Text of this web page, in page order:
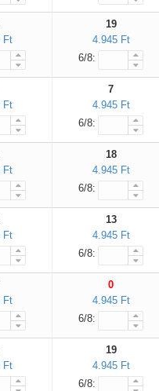
Ft
19
4.945 Ft
6/8:
Ft
7
4.945 Ft
6/8:
Ft
18
4.945 Ft
6/8:
Ft
13
4.945 Ft
6/8:
Ft
0
4.945 Ft
6/8:
Ft
19
4.945 Ft
6/8:
Kedves partnereink!
A nyári dömpig beköszöntével,
megnövekedett igények miatt
a másnapi teljesítést akkor
nagyobb biztonsággal ígérni, ha a
9 óra előtt beérkezik.
Egyúttal a GLS, mint szállító
jelezte, hogy náluk is jelentősen
a forgalom, így lehetséges
rendelés előtt kérjük
Ezzel együtt megteszünk
a zökkenőmenteskiszolgálás